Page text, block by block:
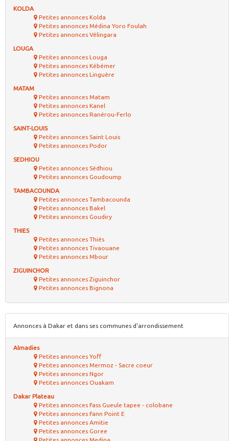
KOLDA
Petites annonces Kolda
Petites annonces Médina Yoro Foulah
Petites annonces Vélingara
LOUGA
Petites annonces Louga
Petites annonces Kébémer
Petites annonces Linguère
MATAM
Petites annonces Matam
Petites annonces Kanel
Petites annonces Ranérou-Ferlo
SAINT-LOUIS
Petites annonces Saint Louis
Petites annonces Podor
SEDHIOU
Petites annonces Sédhiou
Petites annonces Goudoump
TAMBACOUNDA
Petites annonces Tambacounda
Petites annonces Bakel
Petites annonces Goudiry
THIES
Petites annonces Thiés
Petites annonces Tivaouane
Petites annonces Mbour
ZIGUINCHOR
Petites annonces Ziguinchor
Petites annonces Bignona
Annonces à Dakar et dans ses communes d'arrondissement
Almadies
Petites annonces Yoff
Petites annonces Mermoz - Sacre coeur
Petites annonces Ngor
Petites annonces Ouakam
Dakar Plateau
Petites annonces Fass Gueule tapee - colobane
Petites annonces Fann Point E
Petites annonces Amitie
Petites annonces Goree